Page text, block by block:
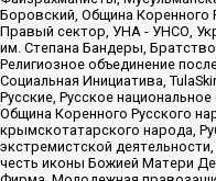
Боровский, Община Коренного
Правый сектор, УНА - УНСО,
им. Степана Бандеры,
Религиозное объединение
Социальная Инициатива,
Русские, Русское
Община Коренного Русского
крымскотатарского народа,
экстремистской
честь иконы Божией Матери